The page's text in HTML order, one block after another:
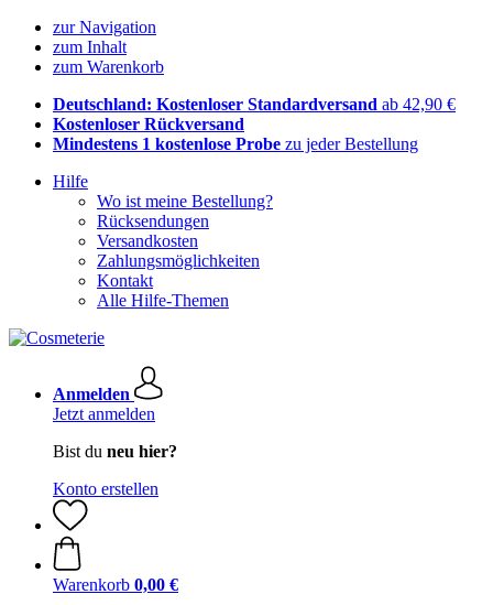
zur Navigation
zum Inhalt
zum Warenkorb
Deutschland: Kostenloser Standardversand ab 42,90 €
Kostenloser Rückversand
Mindestens 1 kostenlose Probe zu jeder Bestellung
Hilfe
Wo ist meine Bestellung?
Rücksendungen
Versandkosten
Zahlungsmöglichkeiten
Kontakt
Alle Hilfe-Themen
Anmelden
Jetzt anmelden
Bist du neu hier?
Konto erstellen
Warenkorb 0,00 €